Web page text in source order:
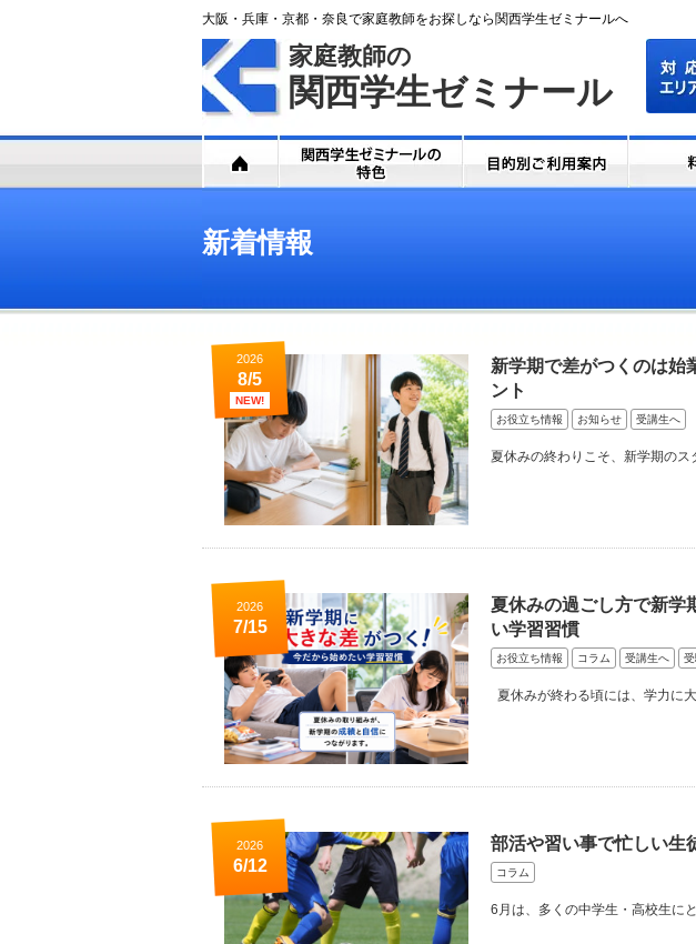
大阪・兵庫・京都・奈良で家庭教師をお探しなら関西学生ゼミナールへ
家庭教師の
関西学生ゼミナール
新着情報
2026
8/5
NEW!
新学期で差がつくのは始
ント
お役立ち情報 お知らせ 受講生へ
夏休みの終わりこそ、新学期の
2026
7/15
夏休みの過ごし方で新学
い学習習慣
お役立ち情報 コラム 受講生へ
夏休みが終わる頃には、学力に
2026
6/12
部活や習い事で忙しい生
コラム
6月は、多くの中学生・高校生に